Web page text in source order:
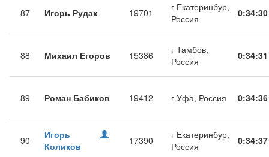
87 Игорь Рудак 19701
г Екатеринбур,
Россия
0:34:30
88 Михаил Егоров 15386
г Тамбов,
Россия
0:34:31
89 Роман Бабиков 19412 г Уфа, Россия 0:34:36
90
Игорь
Коликов
17390
г Екатеринбур,
Россия
0:34:37